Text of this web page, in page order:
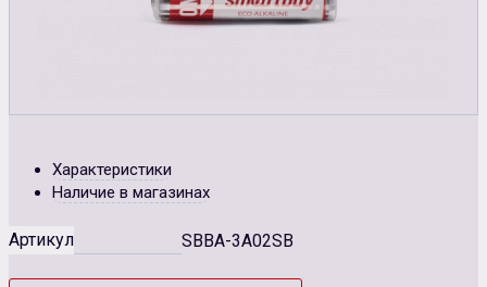
Характеристики
Наличие в магазинах
Артикул SBBA-3A02SB